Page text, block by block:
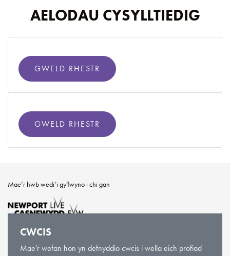
AELODAU CYSYLLTIEDIG
GWELD RHESTR
GWELD RHESTR
Mae’r hwb wedi’i gyflwyno i chi gan
CWCIS
Mae'r wefan hon yn defnyddio cwcis i wella eich profiad